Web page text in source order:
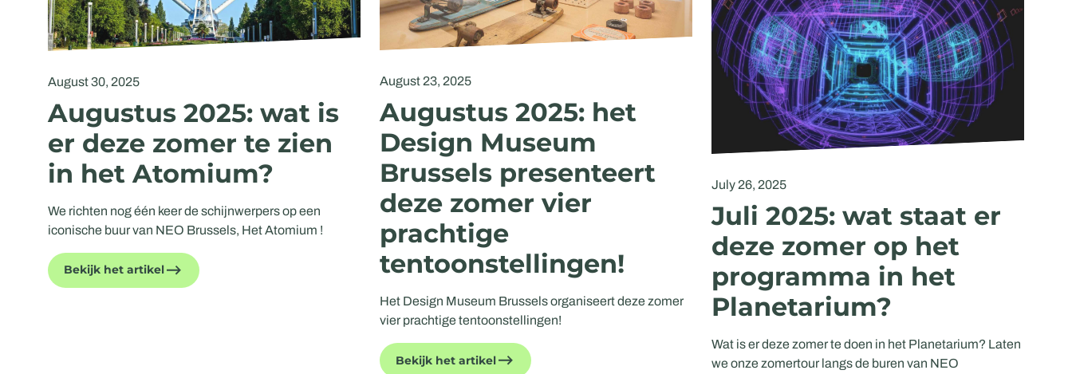
August 30, 2025
Augustus 2025: wat is
er deze zomer te zien
in het Atomium?
We richten nog één keer de schijnwerpers op een
iconische buur van NEO Brussels, Het Atomium !
Bekijk het artikel
August 23, 2025
Augustus 2025: het
Design Museum
Brussels presenteert
deze zomer vier
prachtige
tentoonstellingen!
Het Design Museum Brussels organiseert deze zomer
vier prachtige tentoonstellingen!
Bekijk het artikel
July 26, 2025
Juli 2025: wat staat er
deze zomer op het
programma in het
Planetarium?
Wat is er deze zomer te doen in het Planetarium? Laten
we onze zomertour langs de buren van NEO